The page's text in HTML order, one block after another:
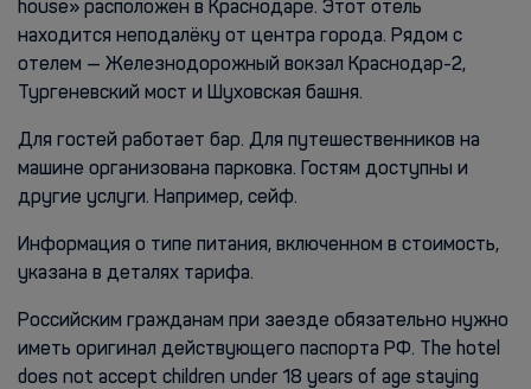
house» расположен в Краснодаре. Этот отель
находится неподалёку от центра города. Рядом с
отелем — Железнодорожный вокзал Краснодар-2,
Тургеневский мост и Шуховская башня.
Для гостей работает бар. Для путешественников на
машине организована парковка. Гостям доступны и
другие услуги. Например, сейф.
Информация о типе питания, включенном в стоимость,
указана в деталях тарифа.
Российским гражданам при заезде обязательно нужно
иметь оригинал действующего паспорта РФ. The hotel
does not accept children under 18 years of age staying